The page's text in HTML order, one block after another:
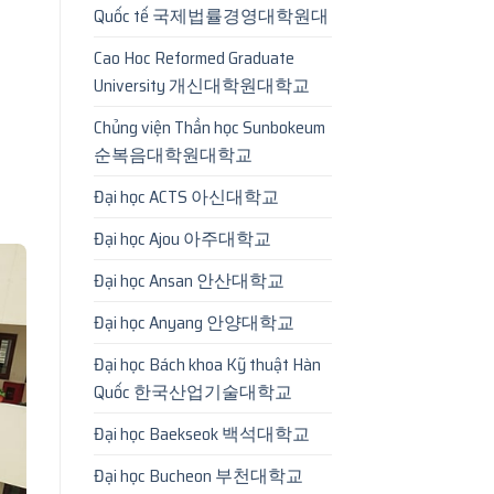
Quốc tế 국제법률경영대학원대
Cao Hoc Reformed Graduate
University 개신대학원대학교
Chủng viện Thần học Sunbokeum
순복음대학원대학교
Đại học ACTS 아신대학교
Đại học Ajou 아주대학교
Đại học Ansan 안산대학교
Đại học Anyang 안양대학교
Đại học Bách khoa Kỹ thuật Hàn
Quốc 한국산업기술대학교
Đại học Baekseok 백석대학교
Đại học Bucheon 부천대학교